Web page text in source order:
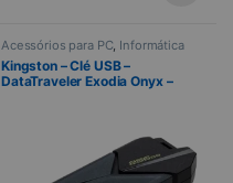
Acessórios para PC, Informática
Kingston – Clé USB –
DataTraveler Exodia Onyx –